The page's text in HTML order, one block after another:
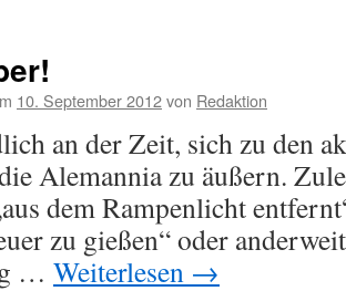
10. September 2012von Redaktion
an der Zeit, sich zu den
Alemannia zu äußern.
dem Rampenlicht
zu gießen“ oder
… Weiterlesen →